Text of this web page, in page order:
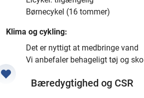
Børnecykel (16 tommer)
Klima og cykling:
Det er nyttigt at medbringe vand
Vi anbefaler behageligt tøj og sko
Bæredygtighed og CSR